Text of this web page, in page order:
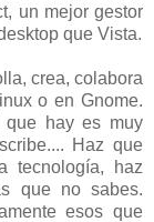
un mejor gestor
que Vista.
crea, colabora
o en Gnome.
que hay es muy
Haz que
tecnología, haz
que no sabes.
esos que